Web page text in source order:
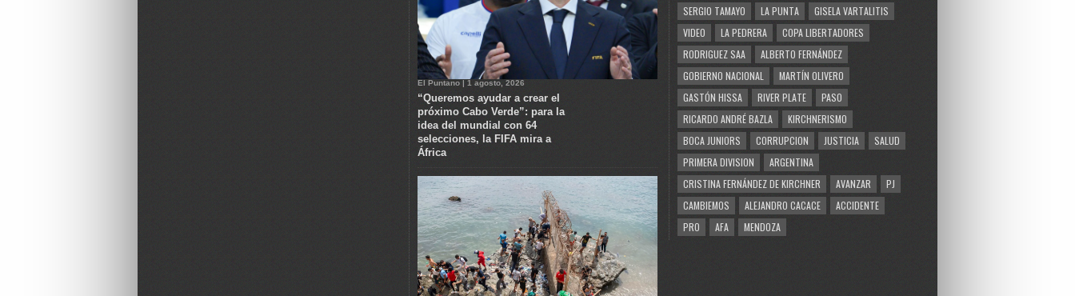
El Puntano | 1 agosto, 2026
“Queremos ayudar a crear el
próximo Cabo Verde”: para la
idea del mundial con 64
selecciones, la FIFA mira a
África
SERGIO TAMAYO
LA PUNTA
GISELA VARTALITIS
VIDEO
LA PEDRERA
COPA LIBERTADORES
RODRIGUEZ SAA
ALBERTO FERNÁNDEZ
GOBIERNO NACIONAL
MARTÍN OLIVERO
GASTÓN HISSA
RIVER PLATE
PASO
RICARDO ANDRÉ BAZLA
KIRCHNERISMO
BOCA JUNIORS
CORRUPCION JUSTICIA
SALUD
PRIMERA DIVISION
ARGENTINA
CRISTINA FERNÁNDEZ DE KIRCHNER
AVANZAR
PJ
CAMBIEMOS
ALEJANDRO CACACE
ACCIDENTE
PRO
AFA MENDOZA